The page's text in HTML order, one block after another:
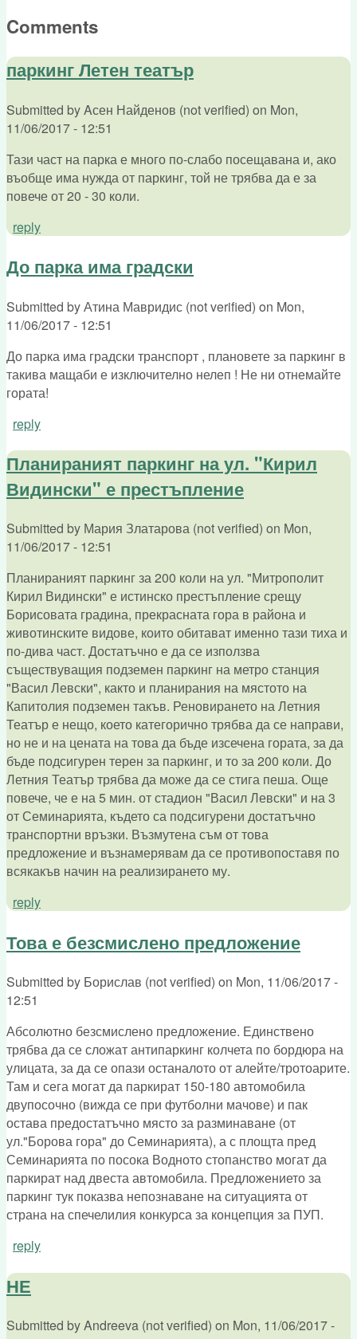
Comments
паркинг Летен театър
Submitted byAсен Найденов (not verified) on Mon,
11/06/2017 - 12:51
Тази част на парка е много по-слабо посещавана и, ако
въобще има нужда от паркинг, той не трябва да е за
повече от 20 - 30 коли.
reply
До парка има градски
Submitted byАтина Мавридис (not verified) on Mon,
11/06/2017 - 12:51
До парка има градски транспорт , плановете за паркинг в
такива мащаби е изключително нелеп ! Не ни отнемайте
гората!
reply
Планираният паркинг на ул. "Кирил
Видински" е престъпление
Submitted by Мария Златарова (not verified) on Mon,
11/06/2017 - 12:51
Планираният паркинг за 200 коли на ул. "Митрополит
Кирил Видински" е истинско престъпление срещу
Борисовата градина, прекрасната гора в района и
животинските видове, които обитават именно тази тиха и
по-дива част. Достатъчно е да се използва
съществуващия подземен паркинг на метро станция
"Васил Левски", както и планирания на мястото на
Капитолия подземен такъв. Реновирането на Летния
Театър е нещо, което категорично трябва да се направи,
но не и на цената на това да бъде изсечена гората, за да
бъде подсигурен терен за паркинг, и то за 200 коли. До
Летния Театър трябва да може да се стига пеша. Още
повече, че е на 5 мин. от стадион "Васил Левски" и на 3
от Семинарията, където са подсигурени достатъчно
транспортни връзки. Възмутена съм от това
предложение и възнамерявам да се противопоставя по
всякакъв начин на реализирането му.
reply
Това е безсмислено предложение
Submitted by Борислав (not verified) on Mon, 11/06/2017 -
12:51
Абсолютно безсмислено предложение. Единствено
трябва да се сложат антипаркинг колчета по бордюра на
улицата, за да се опази останалото от алейте/тротоарите.
Там и сега могат да паркират 150-180 автомобила
двупосочно (вижда се при футболни мачове) и пак
остава предостатъчно място за разминаване (от
ул."Борова гора" до Семинарията), а с площта пред
Семинарията по посока Водното стопанство могат да
паркират над двеста автомобила. Предложението за
паркинг тук показва непознаване на ситуацията от
страна на спечелилия конкурса за концепция за ПУП.
reply
НЕ
Submitted byAndreeva (not verified) on Mon, 11/06/2017 -